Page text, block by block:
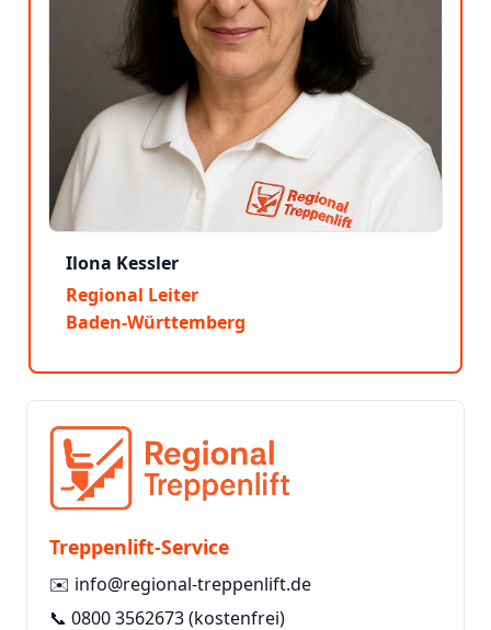
Ilona Kessler
Regional Leiter
Baden-Württemberg
Treppenlift-Service
✉️ info@regional-treppenlift.de
📞 0800 3562673(kostenfrei)